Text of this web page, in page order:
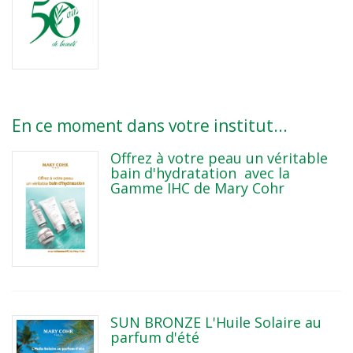
En ce moment dans votre institut...
Offrez à votre peau un véritable
bain d'hydratation avec la
Gamme IHC de Mary Cohr
SUN BRONZE L'Huile Solaire au
parfum d'été